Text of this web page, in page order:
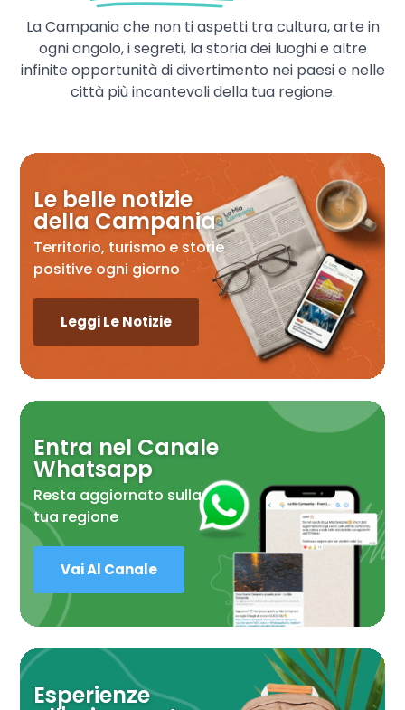
La Campania che non ti aspetti tra cultura, arte in
ogni angolo, i segreti, la storia dei luoghi e altre
infinite opportunità di divertimento nei paesi e nelle
città più incantevoli della tua regione.
Le belle notizie
della Campania
Territorio, turismo e storie
positive ogni giorno
Leggi Le Notizie
Entra nel Canale
Whatsapp
Resta aggiornato sulla
tua regione
Vai Al Canale
Esperienze